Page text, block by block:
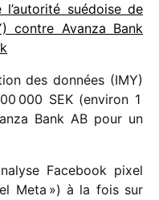
suédoise de
contre Avanza Bank
des données (IMY)
000 SEK (envi­ron 1
Bank AB pour un
Facebook pixel
Meta ») à la fois sur